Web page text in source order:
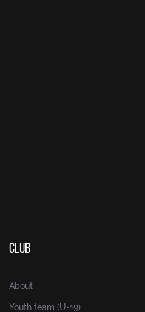
CLUB
About
Youth team (U-19)